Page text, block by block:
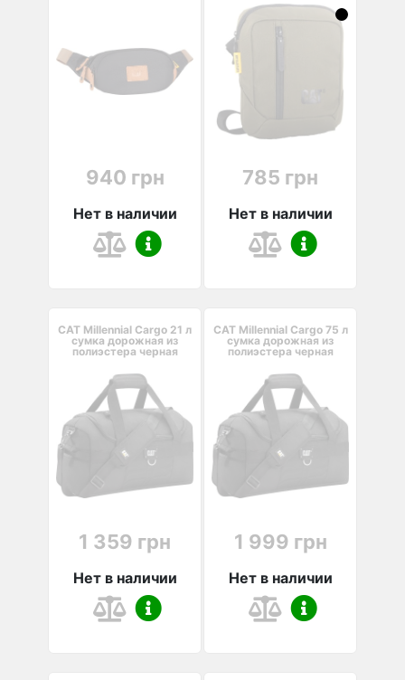
940 грн
Нет в наличии
785 грн
Нет в наличии
CAT Millennial Cargo 21 л
сумка дорожная из
полиэстера черная
1 359 грн
Нет в наличии
CAT Millennial Cargo 75 л
сумка дорожная из
полиэстера черная
1 999 грн
Нет в наличии